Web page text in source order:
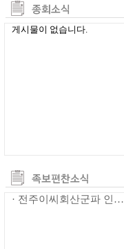
게시물이 없습니다.
· 전주이씨회산군파 인…